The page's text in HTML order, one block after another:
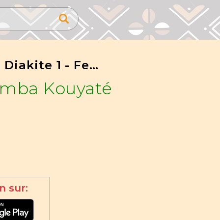
Garan Diakite 1 - Feat Djeli Vieux
Kouyaté
sur: